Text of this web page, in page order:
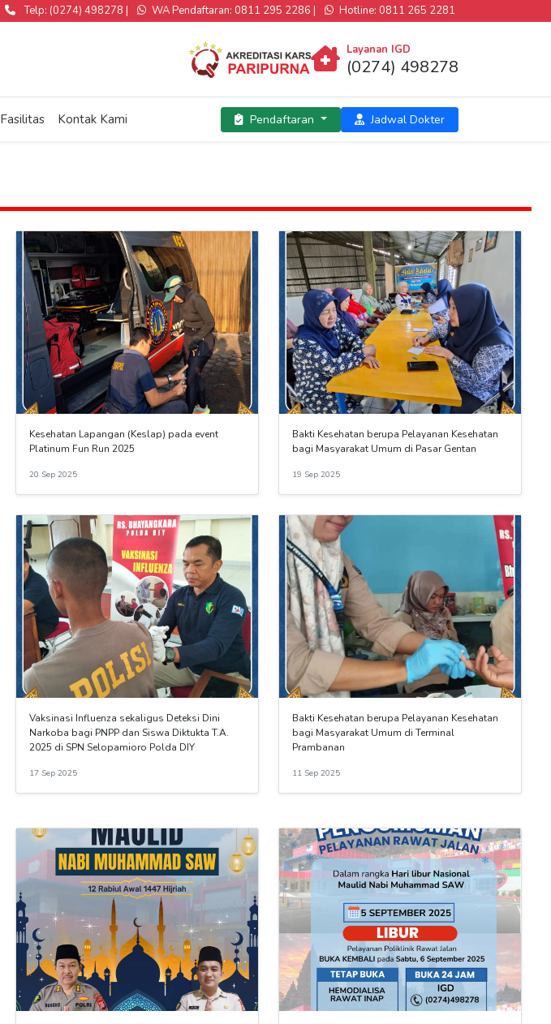
Telp: (0274) 498278 | WA Pendaftaran: 0811 295 2286 | Hotline: 0811 265 2281
Layanan IGD
(0274) 498278
Fasilitas Kontak Kami Pendaftaran Jadwal Dokter
Kesehatan Lapangan (Keslap) pada event
Platinum Fun Run 2025
20 Sep 2025
Bakti Kesehatan berupa Pelayanan Kesehatan
bagi Masyarakat Umum di Pasar Gentan
19 Sep 2025
Vaksinasi Influenza sekaligus Deteksi Dini
Narkoba bagi PNPP dan Siswa Diktukta T.A.
2025 di SPN Selopamioro Polda DIY
17 Sep 2025
Bakti Kesehatan berupa Pelayanan Kesehatan
bagi Masyarakat Umum di Terminal
Prambanan
11 Sep 2025